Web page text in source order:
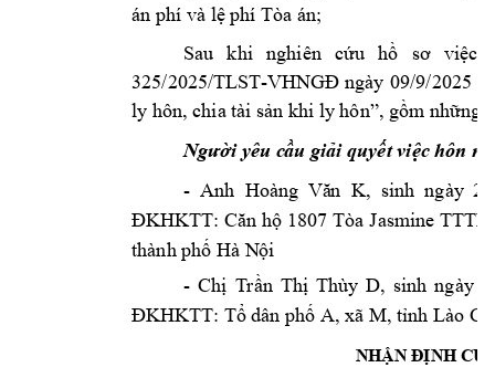
án phí và lệ phí Tòa án;
Sau khi nghiên cứu hồ sơ việc
325/2025/TLST-VHNGĐ ngày 09/9/2025
ly hôn, chia tài sản khi ly hôn”, gồm những
Người yêu cầu giải quyết việc hôn
-  Anh Hoàng  Văn
  K
,  sinh  ngày
ĐKHKTT: Căn hộ 1807 Tòa Jasmine
thành phố Hà Nội
- Chị Trần Thị Thùy D, sinh ngày
ĐKHKTT: Tổ dân phố A, xã M, tỉnh Lào
NHẬN ĐỊNH